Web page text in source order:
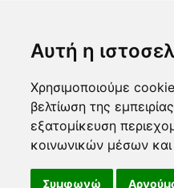
Αυτή η
Χρησιμοποιούμε
βελτίωση της
εξατομίκευση
κοινωνικών μέσων
Συμφωνώ
Πάγκοι Εργασίας Duropal
Υλικά σύνθεσης πόρτας
Λακαριστές επιφάνειες
Επιφάνειες Φυσικών
Εξοπλισμός Υγρών Χώρων